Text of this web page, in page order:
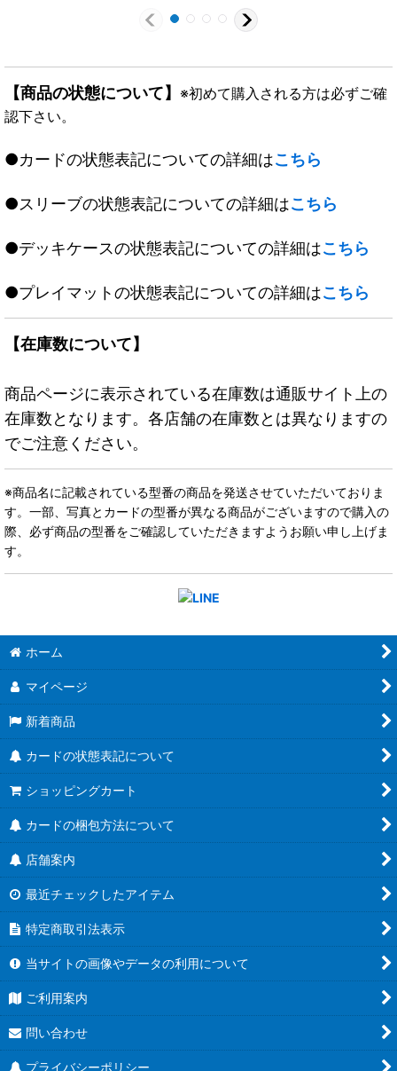
【商品の状態について】 ※初めて購入される方は必ずご確
認下さい。
●カードの状態表記についての詳細はこちら
●スリーブの状態表記についての詳細はこちら
●デッキケースの状態表記についての詳細はこちら
●プレイマットの状態表記についての詳細はこちら
【在庫数について】
商品ページに表示されている在庫数は通販サイト上の
在庫数となります。各店舗の在庫数とは異なりますの
でご注意ください。
※商品名に記載されている型番の商品を発送させていただいておりま
す。一部、写真とカードの型番が異なる商品がございますので購入の
際、必ず商品の型番をご確認していただきますようお願い申し上げま
す。
ホーム
マイページ
新着商品
カードの状態表記について
ショッピングカート
カードの梱包方法について
店舗案内
最近チェックしたアイテム
特定商取引法表示
当サイトの画像やデータの利用について
ご利用案内
問い合わせ
プライバシーポリシー